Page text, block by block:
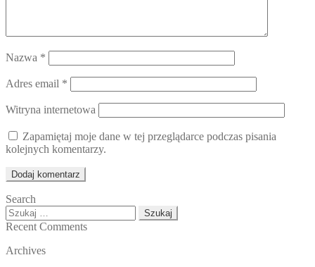
Nazwa *
Adres email *
Witryna internetowa
Zapamiętaj moje dane w tej przeglądarce podczas pisania
kolejnych komentarzy.
Search
Szukaj:
Recent Comments
Archives